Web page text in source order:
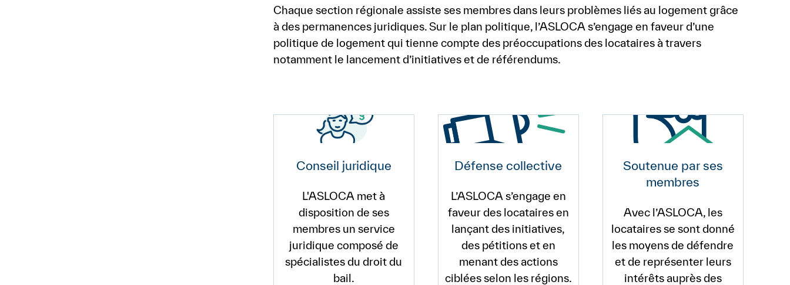
Chaque section régionale assiste ses membres dans leurs problèmes liés au logement grâce
à des permanences juridiques. Sur le plan politique, l’ASLOCA s’engage en faveur d’une
politique de logement qui tienne compte des préoccupations des locataires à travers
notamment le lancement d’initiatives et de référendums.
Conseil juridique
L'ASLOCA met à
disposition de ses
membres un service
juridique composé de
spécialistes du droit du
bail.
Défense collective
L’ASLOCA s’engage en
faveur des locataires en
lançant des initiatives,
des pétitions et en
menant des actions
ciblées selon les régions.
Soutenue par ses
membres
Avec l’ASLOCA, les
locataires se sont donné
les moyens de défendre
et de représenter leurs
intérêts auprès des